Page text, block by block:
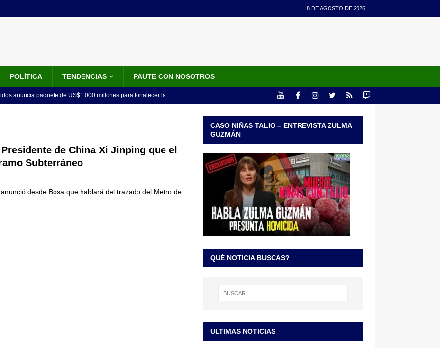
8 DE AGOSTO DE 2026
POLÍTICA TENDENCIAS PAUTE CON NOSOTROS
anuncia paquete de US$1.000 millones para fortalecer la
como presidente de Colombia JUDICIALES
la Espriella ya es presidente de Colombia: recibió la banda
de Abelardo De La Espriella: recibirá la banda presidencial
de China Xi Jinping que el
Subterráneo
desde Bosa que hablará del trazado del Metro de
CASO NIÑAS TALIO – ENTREVISTA ZULMA
GUZMÁN
QUÉ NOTICIA BUSCAS?
ULTIMAS NOTICIAS